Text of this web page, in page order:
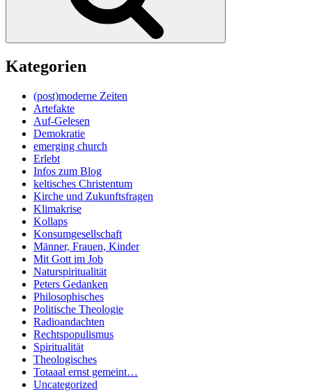
Kategorien
(post)moderne Zeiten
Artefakte
Auf-Gelesen
Demokratie
emerging church
Erlebt
Infos zum Blog
keltisches Christentum
Kirche und Zukunftsfragen
Klimakrise
Kollaps
Konsumgesellschaft
Männer, Frauen, Kinder
Mit Gott im Job
Naturspiritualität
Peters Gedanken
Philosophisches
Politische Theologie
Radioandachten
Rechtspopulismus
Spiritualität
Theologisches
Totaaal ernst gemeint…
Uncategorized